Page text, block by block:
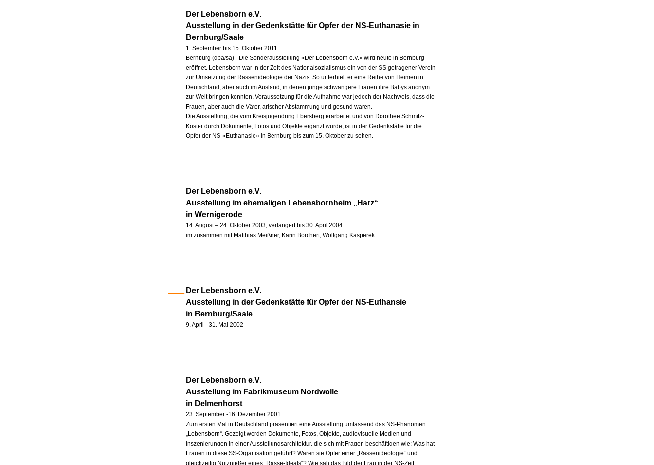
Der Lebensborn e.V.
Ausstellung in der Gedenkstätte für Opfer der NS-Euthanasie in
Bernburg/Saale
1. September bis 15. Oktober 2011
Bernburg (dpa/sa) - Die Sonderausstellung «Der Lebensborn e.V.» wird heute in Bernburg
eröffnet. Lebensborn war in der Zeit des Nationalsozialismus ein von der SS getragener Verein
zur Umsetzung der Rassenideologie der Nazis. So unterhielt er eine Reihe von Heimen in
Deutschland, aber auch im Ausland, in denen junge schwangere Frauen ihre Babys anonym
zur Welt bringen konnten. Voraussetzung für die Aufnahme war jedoch der Nachweis, dass die
Frauen, aber auch die Väter, arischer Abstammung und gesund waren.
Die Ausstellung, die vom Kreisjugendring Ebersberg erarbeitet und von Dorothee Schmitz-
Köster durch Dokumente, Fotos und Objekte ergänzt wurde, ist in der Gedenkstätte für die
Opfer der NS-«Euthanasie» in Bernburg bis zum 15. Oktober zu sehen.
Der Lebensborn e.V.
Ausstellung im ehemaligen Lebensbornheim „Harz“
in Wernigerode
14. August – 24. Oktober 2003, verlängert bis 30. April 2004
im zusammen mit Matthias Meißner, Karin Borchert, Wolfgang Kasperek
Der Lebensborn e.V.
Ausstellung in der Gedenkstätte für Opfer der NS-Euthansie
in Bernburg/Saale
9. April - 31. Mai 2002
Der Lebensborn e.V.
Ausstellung im Fabrikmuseum Nordwolle
in Delmenhorst
23. September -16. Dezember 2001
Zum ersten Mal in Deutschland präsentiert eine Ausstellung umfassend das NS-Phänomen
„Lebensborn“. Gezeigt werden Dokumente, Fotos, Objekte, audiovisuelle Medien und
Inszenierungen in einer Ausstellungsarchitektur, die sich mit Fragen beschäftigen wie: Was hat
Frauen in diese SS-Organisation geführt? Waren sie Opfer einer „Rassenideologie“ und
gleichzeitig Nutznießer eines „Rasse-Ideals“? Wie sah das Bild der Frau in der NS-Zeit